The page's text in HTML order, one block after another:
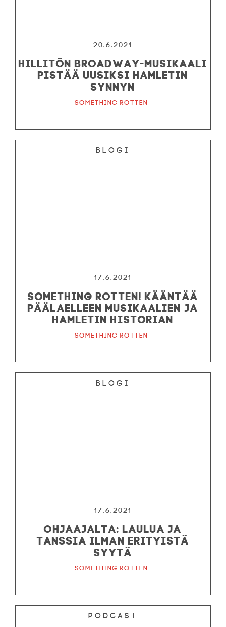
20.6.2021
Hillitön Broadway-musikaali
pistää uusiksi Hamletin
synnyn
Something Rotten
Blogi
17.6.2021
Something Rotten! kääntää
päälaelleen musikaalien ja
Hamletin historian
Something Rotten
Blogi
17.6.2021
Ohjaajalta: Laulua ja
tanssia ilman erityistä
syytä
Something Rotten
Podcast